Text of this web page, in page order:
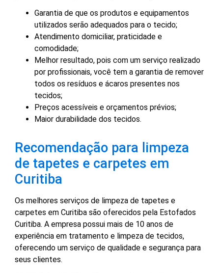
Garantia de que os produtos e equipamentos
utilizados serão adequados para o tecido;
Atendimento domiciliar, praticidade e
comodidade;
Melhor resultado, pois com um serviço realizado
por profissionais, você tem a garantia de remover
todos os resíduos e ácaros presentes nos
tecidos;
Preços acessíveis e orçamentos prévios;
Maior durabilidade dos tecidos.
Recomendação para limpeza
de tapetes e carpetes em
Curitiba
Os melhores serviços de limpeza de tapetes e
carpetes em Curitiba são oferecidos pela Estofados
Curitiba. A empresa possui mais de 10 anos de
experiência em tratamento e limpeza de tecidos,
oferecendo um serviço de qualidade e segurança para
seus clientes.